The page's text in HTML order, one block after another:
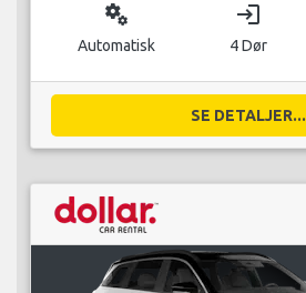
miscellaneous_services
Automatisk
login
4 Dør
SE DETALJER...